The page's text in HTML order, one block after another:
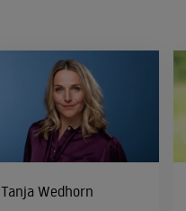
Tanja Wedhorn